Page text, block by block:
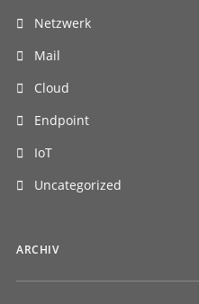
Netzwerk
Mail
Cloud
Endpoint
IoT
Uncategorized
ARCHIV